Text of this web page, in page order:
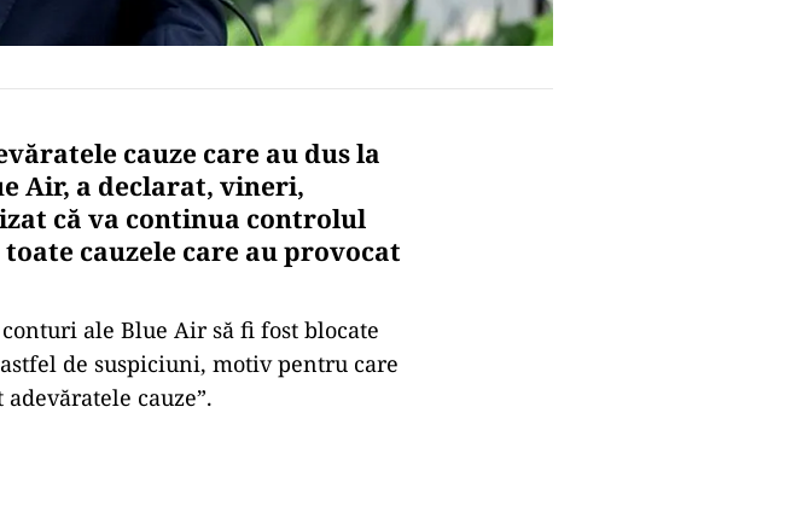
cauze care au dus la
Air, a declarat, vineri,
că va continua controlul
cauzele care au provocat
ale Blue Air să fi fost blocate
de suspiciuni, motiv pentru care
cauze”.